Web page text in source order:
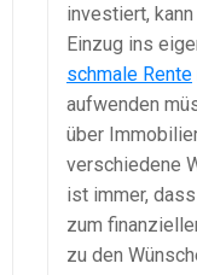
investiert,
Einzug ins
schmale Rente
aufwenden
über
verschiedene
ist immer,
zum
zu den